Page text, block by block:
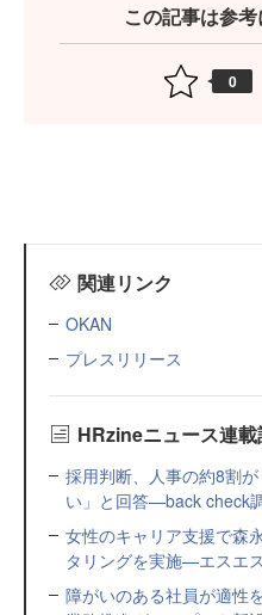
この記事は参
0
関連リンク
OKAN
プレスリリース
HRzineニュース連
採用判断、人事の約8割
い」と回答—back check
女性のキャリア支援で森
タリングを実施—エスエ
障がいのある社員が適性